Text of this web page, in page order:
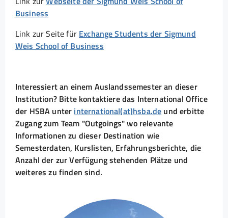
Business
Link zur Seite für Exchange Students der Sigmund
Weis School of Business
Interessiert an einem Auslandssemester an dieser
Institution? Bitte kontaktiere das International Office
der HSBA unter international(at)hsba.de und erbitte
Zugang zum Team "Outgoings" wo relevante
Informationen zu dieser Destination wie
Semesterdaten, Kurslisten, Erfahrungsberichte, die
Anzahl der zur Verfügung stehenden Plätze und
weiteres zu finden sind.